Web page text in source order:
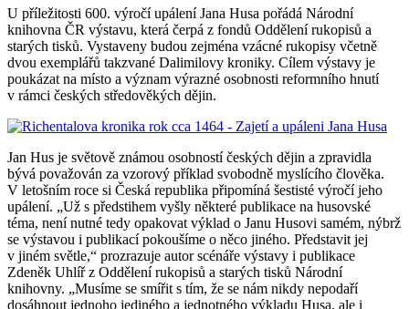
U příležitosti 600. výročí upálení Jana Husa pořádá Národní
knihovna ČR výstavu, která čerpá z fondů Oddělení rukopisů a
starých tisků. Vystaveny budou zejména vzácné rukopisy včetně
dvou exemplářů takzvané Dalimilovy kroniky. Cílem výstavy je
poukázat na místo a význam výrazné osobnosti reformního hnutí
v rámci českých středověkých dějin.
Jan Hus je světově známou osobností českých dějin a zpravidla
bývá považován za vzorový příklad svobodně myslícího člověka.
V letošním roce si Česká republika připomíná šestisté výročí jeho
upálení. „Už s předstihem vyšly některé publikace na husovské
téma, není nutné tedy opakovat výklad o Janu Husovi samém, nýbrž
se výstavou i publikací pokoušíme o něco jiného. Představit jej
v jiném světle,“ prozrazuje autor scénáře výstavy i publikace
Zdeněk Uhlíř z Oddělení rukopisů a starých tisků Národní
knihovny. „Musíme se smířit s tím, že se nám nikdy nepodaří
dosáhnout jednoho jediného a jednotného výkladu Husa, ale i